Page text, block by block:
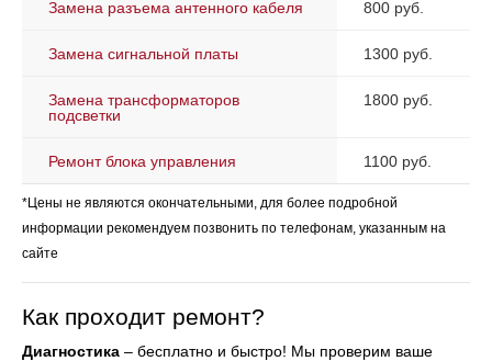
Замена разъема антенного кабеля 800 руб.
Замена сигнальной платы 1300 руб.
Замена трансформаторов
подсветки
1800 руб.
Ремонт блока управления 1100 руб.
*Цены не являются окончательными, для более подробной
информации рекомендуем позвонить по телефонам, указанным на
сайте
Как проходит ремонт?
Диагностика – бесплатно и быстро! Мы проверим ваше